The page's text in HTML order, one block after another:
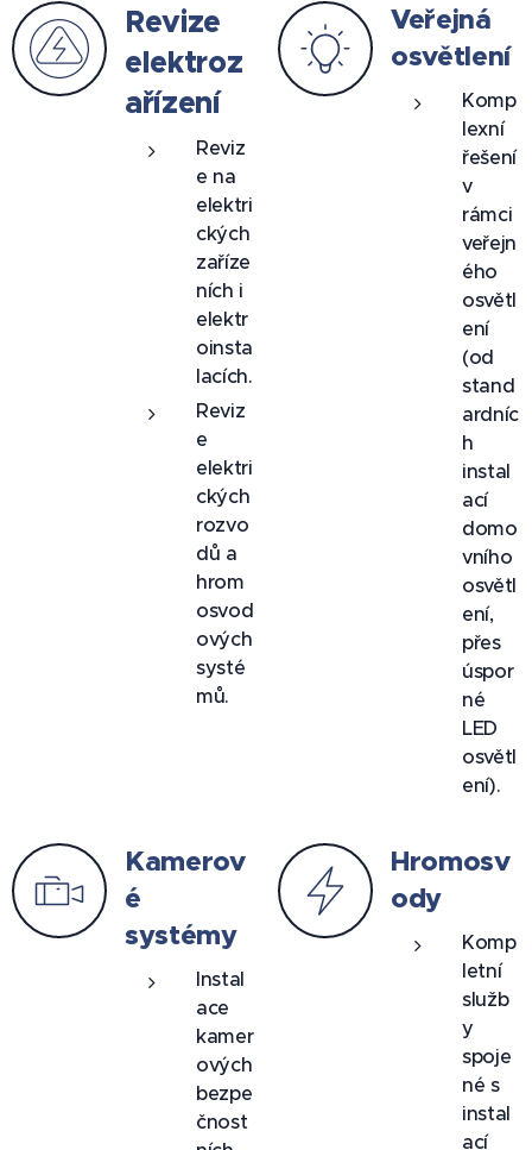
Revize
elektroz
ařízení
Reviz
e na
elektri
ckých
zaříze
ních i
elektr
oinsta
lacích.
Reviz
e
elektri
ckých
rozvo
dů a
hrom
osvod
ových
systé
mů.
Veřejná
osvětlení
Komp
lexní
řešení
v
rámci
veřejn
ého
osvětl
ení
(od
stand
ardníc
h
instal
ací
domo
vního
osvětl
ení,
přes
úspor
né
LED
osvětl
ení).
Kamerov
é
systémy
Instal
ace
kamer
ových
bezpe
čnost
Hromosv
ody
Komp
letní
služb
y
spoje
né s
instal
ací